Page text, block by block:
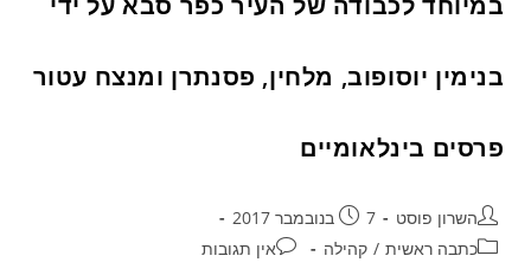
בנימין יוסופוב, מלחין, פסנתרן ומנצח עטור
פרסים בינלאומיים
השרון פוסט
7 בנובמבר 2017
כתבה ראשית / קהילה אין תגובות